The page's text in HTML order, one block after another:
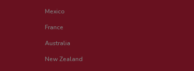
Mexico
France
Australia
New Zealand